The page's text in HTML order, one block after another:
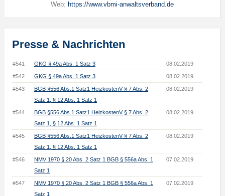
Web: https://www.vbmi-anwaltsverband.de
Presse & Nachrichten
#541 GKG § 49a Abs. 1 Satz 3 08.02.2019
#542 GKG § 49a Abs. 1 Satz 3 08.02.2019
#543
BGB §556 Abs.1 Satz1 HeizkostenV § 7 Abs. 2
Satz 1, § 12 Abs. 1 Satz 1
08.02.2019
#544
BGB §556 Abs.1 Satz1 HeizkostenV § 7 Abs. 2
Satz 1, § 12 Abs. 1 Satz 1
08.02.2019
#545
BGB §556 Abs.1 Satz1 HeizkostenV § 7 Abs. 2
Satz 1, § 12 Abs. 1 Satz 1
08.02.2019
#546
NMV 1970 § 20 Abs. 2 Satz 1 BGB § 556a Abs. 1
Satz 1
07.02.2019
#547
NMV 1970 § 20 Abs. 2 Satz 1 BGB § 556a Abs. 1
Satz 1
07.02.2019